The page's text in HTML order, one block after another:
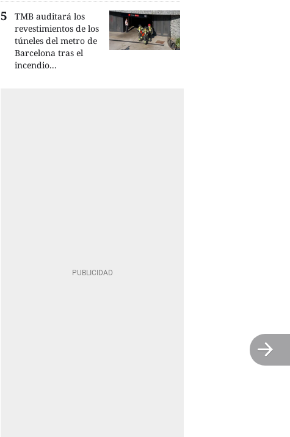
TMB auditará los
revestimientos de los
túneles del metro de
Barcelona tras el
incendio...